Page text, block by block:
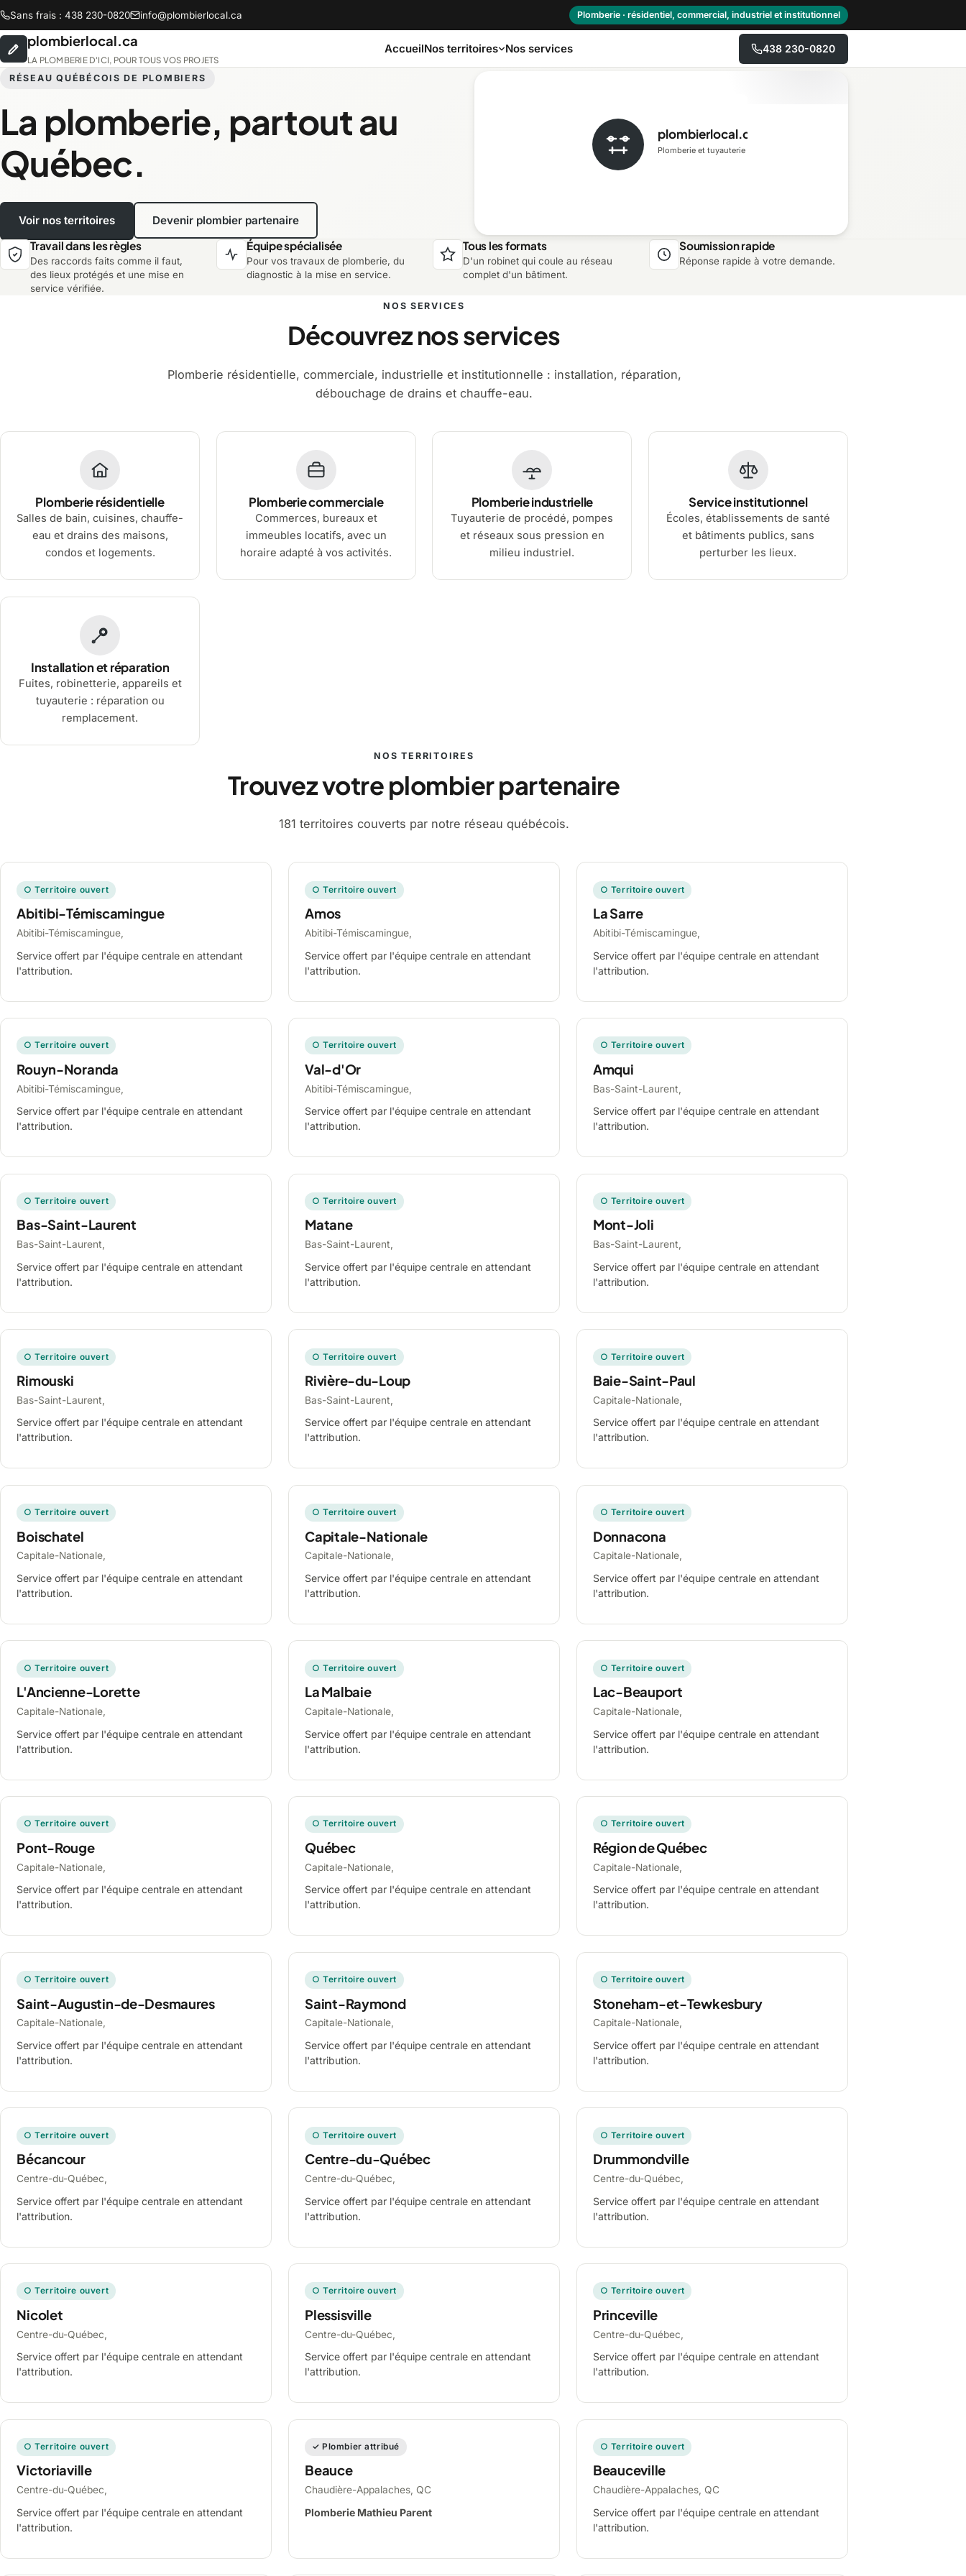
Sans frais : 438 230-0820 info@plombierlocal.ca Plomberie · résidentiel, commercial, industriel et institutionnel
plombierlocal.ca
LA PLOMBERIE D'ICI, POUR TOUS VOS PROJETS
AccueilNos territoires
Abitibi-Témiscamingue Centre-du-Québec
Lanaudière Laurentides Laval Mauricie
Montréal Montérégie Nord-du-Québec
Nos services 438 230-0820
RÉSEAU QUÉBÉCOIS DE PLOMBIERS
La plomberie, partout au
Québec.
Voir nos territoires Devenir plombier partenaire
plombierlocal.ca
Plomberie et tuyauterie
Travail dans les règles
Des raccords faits comme il faut,
des lieux protégés et une mise en
service vérifiée.
Équipe spécialisée
Pour vos travaux de plomberie, du
diagnostic à la mise en service.
Tous les formats
D'un robinet qui coule au réseau
complet d'un bâtiment.
Soumission rapide
Réponse rapide à votre demande.
NOS SERVICES
Découvrez nos services
Plomberie résidentielle, commerciale, industrielle et institutionnelle : installation, réparation,
débouchage de drains et chauffe-eau.
Plomberie résidentielle
Salles de bain, cuisines, chauffe-
eau et drains des maisons,
condos et logements.
Plomberie commerciale
Commerces, bureaux et
immeubles locatifs, avec un
horaire adapté à vos activités.
Plomberie industrielle
Tuyauterie de procédé, pompes
et réseaux sous pression en
milieu industriel.
Service institutionnel
Écoles, établissements de santé
et bâtiments publics, sans
perturber les lieux.
Installation et réparation
Fuites, robinetterie, appareils et
tuyauterie : réparation ou
remplacement.
NOS TERRITOIRES
Trouvez votre plombier partenaire
181 territoires couverts par notre réseau québécois.
○ Territoire ouvert
Abitibi-Témiscamingue
Abitibi-Témiscamingue,
Service offert par l'équipe centrale en attendant
l'attribution.
○ Territoire ouvert
Amos
Abitibi-Témiscamingue,
Service offert par l'équipe centrale en attendant
l'attribution.
○ Territoire ouvert
La Sarre
Abitibi-Témiscamingue,
Service offert par l'équipe centrale en attendant
l'attribution.
○ Territoire ouvert
Rouyn-Noranda
Abitibi-Témiscamingue,
Service offert par l'équipe centrale en attendant
l'attribution.
○ Territoire ouvert
Val-d'Or
Abitibi-Témiscamingue,
Service offert par l'équipe centrale en attendant
l'attribution.
○ Territoire ouvert
Amqui
Bas-Saint-Laurent,
Service offert par l'équipe centrale en attendant
l'attribution.
○ Territoire ouvert
Bas-Saint-Laurent
Bas-Saint-Laurent,
Service offert par l'équipe centrale en attendant
l'attribution.
○ Territoire ouvert
Matane
Bas-Saint-Laurent,
Service offert par l'équipe centrale en attendant
l'attribution.
○ Territoire ouvert
Mont-Joli
Bas-Saint-Laurent,
Service offert par l'équipe centrale en attendant
l'attribution.
○ Territoire ouvert
Rimouski
Bas-Saint-Laurent,
Service offert par l'équipe centrale en attendant
l'attribution.
○ Territoire ouvert
Rivière-du-Loup
Bas-Saint-Laurent,
Service offert par l'équipe centrale en attendant
l'attribution.
○ Territoire ouvert
Baie-Saint-Paul
Capitale-Nationale,
Service offert par l'équipe centrale en attendant
l'attribution.
○ Territoire ouvert
Boischatel
Capitale-Nationale,
Service offert par l'équipe centrale en attendant
l'attribution.
○ Territoire ouvert
Capitale-Nationale
Capitale-Nationale,
Service offert par l'équipe centrale en attendant
l'attribution.
○ Territoire ouvert
Donnacona
Capitale-Nationale,
Service offert par l'équipe centrale en attendant
l'attribution.
○ Territoire ouvert
L'Ancienne-Lorette
Capitale-Nationale,
Service offert par l'équipe centrale en attendant
l'attribution.
○ Territoire ouvert
La Malbaie
Capitale-Nationale,
Service offert par l'équipe centrale en attendant
l'attribution.
○ Territoire ouvert
Lac-Beauport
Capitale-Nationale,
Service offert par l'équipe centrale en attendant
l'attribution.
○ Territoire ouvert
Pont-Rouge
Capitale-Nationale,
Service offert par l'équipe centrale en attendant
l'attribution.
○ Territoire ouvert
Québec
Capitale-Nationale,
Service offert par l'équipe centrale en attendant
l'attribution.
○ Territoire ouvert
Région de Québec
Capitale-Nationale,
Service offert par l'équipe centrale en attendant
l'attribution.
○ Territoire ouvert
Saint-Augustin-de-Desmaures
Capitale-Nationale,
Service offert par l'équipe centrale en attendant
l'attribution.
○ Territoire ouvert
Saint-Raymond
Capitale-Nationale,
Service offert par l'équipe centrale en attendant
l'attribution.
○ Territoire ouvert
Stoneham-et-Tewkesbury
Capitale-Nationale,
Service offert par l'équipe centrale en attendant
l'attribution.
○ Territoire ouvert
Bécancour
Centre-du-Québec,
Service offert par l'équipe centrale en attendant
l'attribution.
○ Territoire ouvert
Centre-du-Québec
Centre-du-Québec,
Service offert par l'équipe centrale en attendant
l'attribution.
○ Territoire ouvert
Drummondville
Centre-du-Québec,
Service offert par l'équipe centrale en attendant
l'attribution.
○ Territoire ouvert
Nicolet
Centre-du-Québec,
Service offert par l'équipe centrale en attendant
l'attribution.
○ Territoire ouvert
Plessisville
Centre-du-Québec,
Service offert par l'équipe centrale en attendant
l'attribution.
○ Territoire ouvert
Princeville
Centre-du-Québec,
Service offert par l'équipe centrale en attendant
l'attribution.
○ Territoire ouvert
Victoriaville
Centre-du-Québec,
Service offert par l'équipe centrale en attendant
l'attribution.
✓ Plombier attribué
Beauce
Chaudière-Appalaches, QC
Plomberie Mathieu Parent
○ Territoire ouvert
Beauceville
Chaudière-Appalaches, QC
Service offert par l'équipe centrale en attendant
l'attribution.